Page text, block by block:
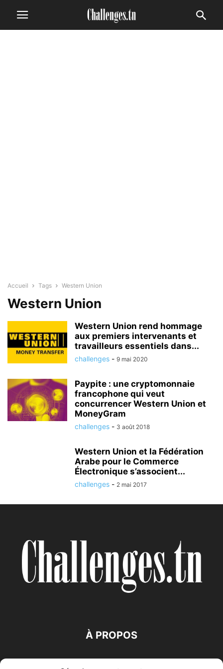
Accueil Tags Western Union
Western Union
Western Union rend hommage
aux premiers intervenants et
travailleurs essentiels dans...
challenges - 9 mai 2020
Paypite : une cryptomonnaie
francophone qui veut
concurrencer Western Union et
MoneyGram
challenges - 3 août 2018
Western Union et la Fédération
Arabe pour le Commerce
Électronique s’associent...
challenges - 2 mai 2017
À PROPOS